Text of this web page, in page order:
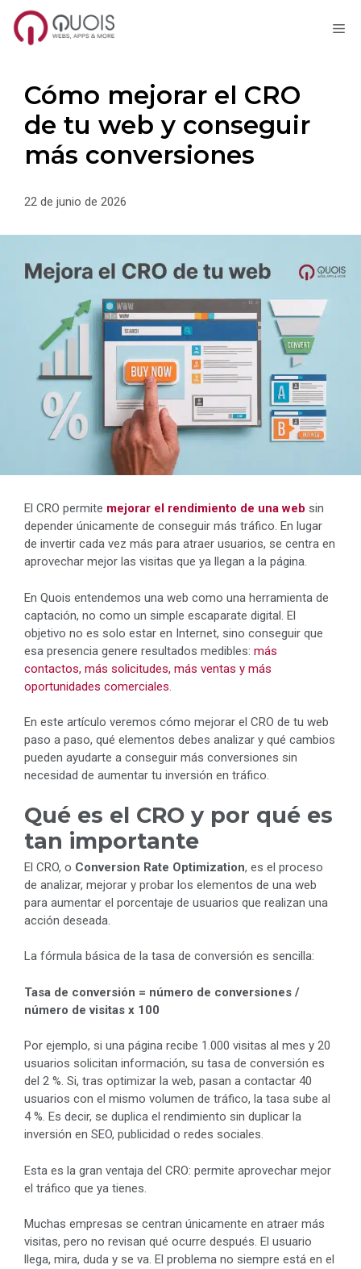
Saltar
contenidoCómo mejorar el CRO
de tu web y conseguir
más conversiones
22 de junio de 2026
El CRO permite mejorar el rendimiento de una web sin
depender únicamente de conseguir más tráfico. En lugar
de invertir cada vez más para atraer usuarios, se centra en
aprovechar mejor las visitas que ya llegan a la página.
En Quois entendemos una web como una herramienta de
captación, no como un simple escaparate digital. El
objetivo no es solo estar en Internet, sino conseguir que
esa presencia genere resultados medibles: más
contactos, más solicitudes, más ventas y más
oportunidades comerciales.
En este artículo veremos cómo mejorar el CRO de tu web
paso a paso, qué elementos debes analizar y qué cambios
pueden ayudarte a conseguir más conversiones sin
necesidad de aumentar tu inversión en tráfico.
Qué es el CRO y por qué es
tan importante
El CRO, o Conversion Rate Optimization, es el proceso
de analizar, mejorar y probar los elementos de una web
para aumentar el porcentaje de usuarios que realizan una
acción deseada.
La fórmula básica de la tasa de conversión es sencilla:
Tasa de conversión = número de conversiones /
número de visitas x 100
Por ejemplo, si una página recibe 1.000 visitas al mes y 20
usuarios solicitan información, su tasa de conversión es
del 2 %. Si, tras optimizar la web, pasan a contactar 40
usuarios con el mismo volumen de tráfico, la tasa sube al
4 %. Es decir, se duplica el rendimiento sin duplicar la
inversión en SEO, publicidad o redes sociales.
Esta es la gran ventaja del CRO: permite aprovechar mejor
el tráfico que ya tienes.
Muchas empresas se centran únicamente en atraer más
visitas, pero no revisan qué ocurre después. El usuario
llega, mira, duda y se va. El problema no siempre está en el